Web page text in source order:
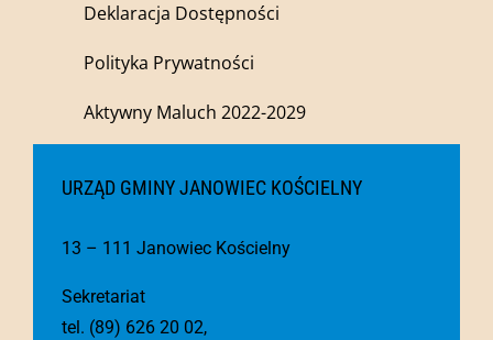
Deklaracja Dostępności
Polityka Prywatności
Aktywny Maluch 2022-2029
URZĄD GMINY JANOWIEC KOŚCIELNY
13 – 111 Janowiec Kościelny
Sekretariat
tel. (89) 626 20 02,